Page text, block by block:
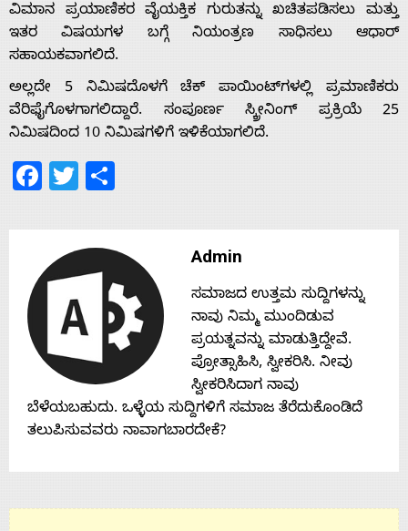
Home
About
Us
Advertise
With
Contact
Us
ವಿಮಾನ ಪ್ರಯಾಣಿಕರ ವೈಯಕ್ತಿಕ ಗುರುತನ್ನು ಖಚಿತಪಡಿಸಲು ಮತ್ತು
ಇತರ ವಿಷಯಗಳ ಬಗ್ಗೆ ನಿಯಂತ್ರಣ ಸಾಧಿಸಲು ಆಧಾರ್
ಸಹಾಯಕವಾಗಲಿದೆ.
ಅಲ್ಲದೇ 5 ನಿಮಿಷದೊಳಗೆ ಚೆಕ್ ಪಾಯಿಂಟ್‌ಗಳಲ್ಲಿ ಪ್ರಮಾಣಿಕರು
ವೆರಿಫೈಗೊಳಗಾಗಲಿದ್ದಾರೆ. ಸಂಪೂರ್ಣ ಸ್ಕ್ರೀನಿಂಗ್ ಪ್ರಕ್ರಿಯೆ 25
ನಿಮಿಷದಿಂದ 10 ನಿಮಿಷಗಳಿಗೆ ಇಳಿಕೆಯಾಗಲಿದೆ.
Facebook
Twitter
Admin
ಸಮಾಜದ ಉತ್ತಮ ಸುದ್ದಿಗಳನ್ನು
ನಾವು ನಿಮ್ಮ ಮುಂದಿಡುವ
ಪ್ರಯತ್ನವನ್ನು ಮಾಡುತ್ತಿದ್ದೇವೆ.
ಪ್ರೋತ್ಸಾಹಿಸಿ, ಸ್ವೀಕರಿಸಿ. ನೀವು
ಸ್ವೀಕರಿಸಿದಾಗ ನಾವು
ಬೆಳೆಯಬಹುದು. ಒಳ್ಳೆಯ ಸುದ್ದಿಗಳಿಗೆ ಸಮಾಜ ತೆರೆದುಕೊಂಡಿದೆ
ತಲುಪಿಸುವವರು ನಾವಾಗಬಾರದೇಕೆ?